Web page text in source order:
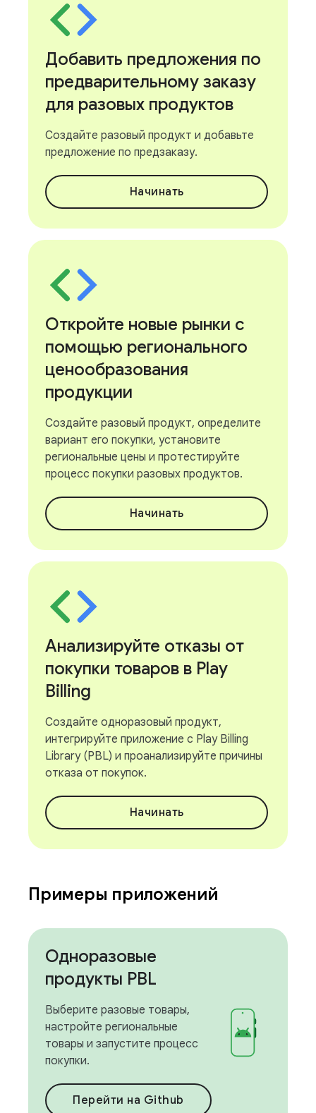
Добавить предложения по
предварительному заказу
для разовых продуктов
Создайте разовый продукт и добавьте
предложение по предзаказу.
Начинать
Откройте новые рынки с
помощью регионального
ценообразования
продукции
Создайте разовый продукт, определите
вариант его покупки, установите
региональные цены и протестируйте
процесс покупки разовых продуктов.
Начинать
Анализируйте отказы от
покупки товаров в Play
Billing
Создайте одноразовый продукт,
интегрируйте приложение с Play Billing
Library (PBL) и проанализируйте причины
отказа от покупок.
Начинать
Примеры приложений
Одноразовые
продукты PBL
Выберите разовые товары,
настройте региональные
товары и запустите процесс
покупки.
Перейти на Github